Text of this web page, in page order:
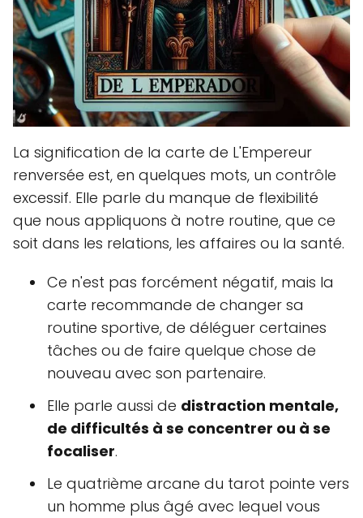
La signification de la carte de L'Empereur
renversée est, en quelques mots, un contrôle
excessif. Elle parle du manque de flexibilité
que nous appliquons à notre routine, que ce
soit dans les relations, les affaires ou la santé.
Ce n'est pas forcément négatif, mais la
carte recommande de changer sa
routine sportive, de déléguer certaines
tâches ou de faire quelque chose de
nouveau avec son partenaire.
Elle parle aussi de distraction mentale,
de difficultés à se concentrer ou à se
focaliser.
Le quatrième arcane du tarot pointe vers
un homme plus âgé avec lequel vous